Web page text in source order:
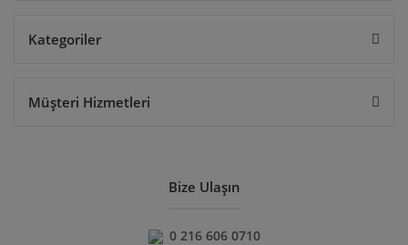
Kategoriler
Müşteri Hizmetleri
Bize Ulaşın
0 216 606 0710